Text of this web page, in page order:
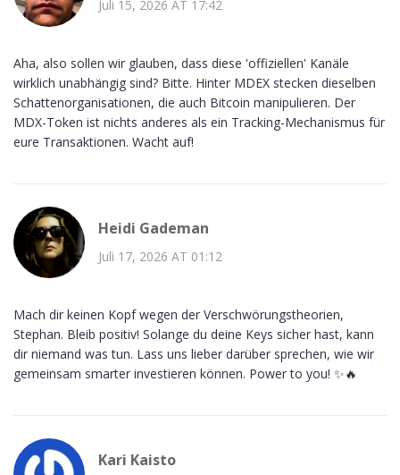
Juli 15, 2026 AT 17:42
Aha, also sollen wir glauben, dass diese 'offiziellen' Kanäle
wirklich unabhängig sind? Bitte. Hinter MDEX stecken dieselben
Schattenorganisationen, die auch Bitcoin manipulieren. Der
MDX-Token ist nichts anderes als ein Tracking-Mechanismus für
eure Transaktionen. Wacht auf!
Heidi Gademan
Juli 17, 2026 AT 01:12
Mach dir keinen Kopf wegen der Verschwörungstheorien,
Stephan. Bleib positiv! Solange du deine Keys sicher hast, kann
dir niemand was tun. Lass uns lieber darüber sprechen, wie wir
gemeinsam smarter investieren können. Power to you! ✨🔥
Kari Kaisto